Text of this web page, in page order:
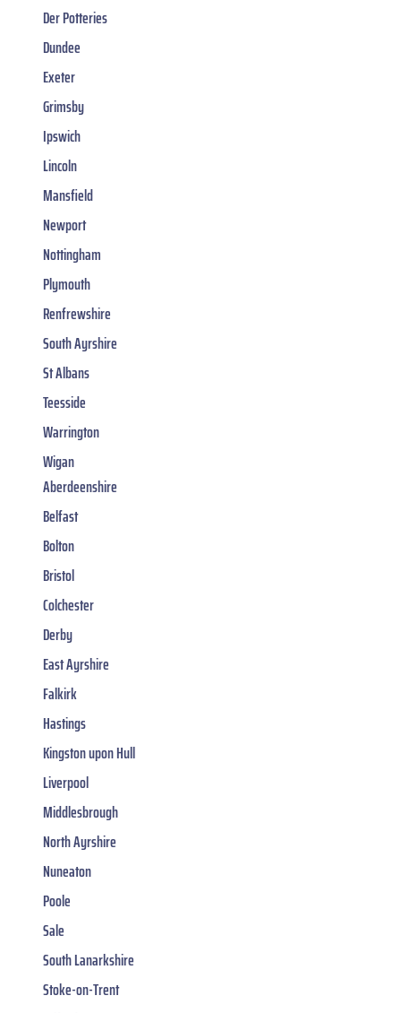
Der Potteries
Dundee
Exeter
Grimsby
Ipswich
Lincoln
Mansfield
Newport
Nottingham
Plymouth
Renfrewshire
South Ayrshire
St Albans
Teesside
Warrington
Wigan
Aberdeenshire
Belfast
Bolton
Bristol
Colchester
Derby
East Ayrshire
Falkirk
Hastings
Kingston upon Hull
Liverpool
Middlesbrough
North Ayrshire
Nuneaton
Poole
Sale
South Lanarkshire
Stoke-on-Trent